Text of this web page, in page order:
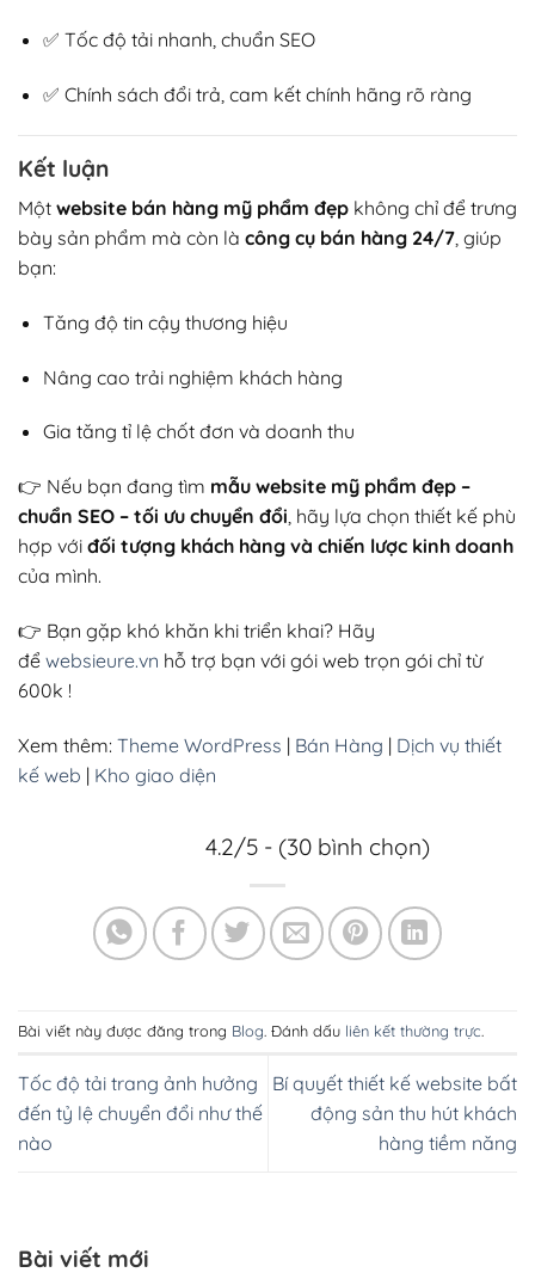
✅ Tốc độ tải nhanh, chuẩn SEO
✅ Chính sách đổi trả, cam kết chính hãng rõ ràng
Kết luận
Một website bán hàng mỹ phẩm đẹp không chỉ để trưng
bày sản phẩm mà còn là công cụ bán hàng 24/7, giúp
bạn:
Tăng độ tin cậy thương hiệu
Nâng cao trải nghiệm khách hàng
Gia tăng tỉ lệ chốt đơn và doanh thu
👉 Nếu bạn đang tìm mẫu website mỹ phẩm đẹp –
chuẩn SEO – tối ưu chuyển đổi, hãy lựa chọn thiết kế phù
hợp với đối tượng khách hàng và chiến lược kinh doanh
của mình.
👉 Bạn gặp khó khăn khi triển khai? Hãy
để websieure.vn hỗ trợ bạn với gói web trọn gói chỉ từ
600k !
Xem thêm: Theme WordPress | Bán Hàng | Dịch vụ thiết
kế web | Kho giao diện
4.2/5 - (30 bình chọn)
Bài viết này được đăng trong Blog. Đánh dấu liên kết thường trực.
Tốc độ tải trang ảnh hưởng
đến tỷ lệ chuyển đổi như thế
nào
Bí quyết thiết kế website bất
động sản thu hút khách
hàng tiềm năng
Bài viết mới